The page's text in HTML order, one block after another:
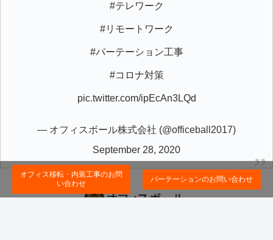
#テレワーク
#リモートワーク
#パーテーション工事
#コロナ対策
pic.twitter.com/ipEcAn3LQd
— オフィスボール株式会社 (@officeball2017)
September 28, 2020
オフィス移転・内装工事のお問
い合わせ
パーテーションのお問い合わせ